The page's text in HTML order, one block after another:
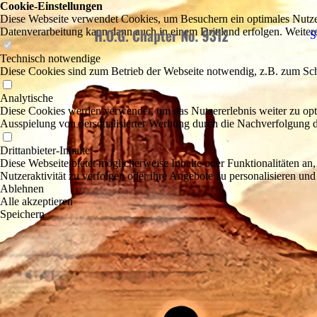
Cookie-Einstellungen
Diese Webseite verwendet Cookies, um Besuchern ein optimales
Datenverarbeitung kann dann auch in einem Drittland erfolgen.
Technisch notwendige
Diese Cookies sind zum Betrieb der Webseite notwendig, z.B. zum
Analytische
Diese Cookies werden verwendet, um das Nutzererlebnis weiter zu
Ausspielung von personalisierter Werbung durch die Nachverfolgung
Drittanbieter-Inhalte
Diese Webseite bietet möglicherweise Inhalte oder Funktionalitäten
Nutzeraktivität zu verfolgen oder ihre Angebote zu personalisieren und
Ablehnen
Alle akzeptieren
Speichern